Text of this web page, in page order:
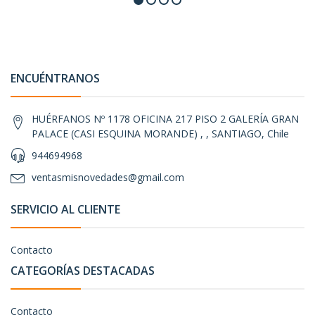
ENCUÉNTRANOS
HUÉRFANOS Nº 1178 OFICINA 217 PISO 2 GALERÍA GRAN
PALACE (CASI ESQUINA MORANDE) , , SANTIAGO, Chile
944694968
ventasmisnovedades@gmail.com
SERVICIO AL CLIENTE
Contacto
CATEGORÍAS DESTACADAS
Contacto